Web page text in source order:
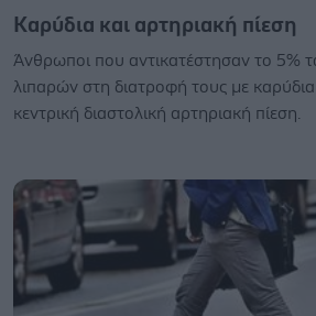
Καρύδια και αρτηριακή πίεση
Άνθρωποι που αντικατέστησαν το 5%
λιπαρών στη διατροφή τους με
κεντρική διαστολική αρτηριακή πίεση.